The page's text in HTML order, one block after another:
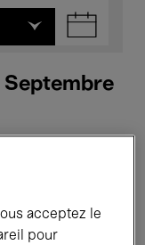
Septembre
acceptez le
pour